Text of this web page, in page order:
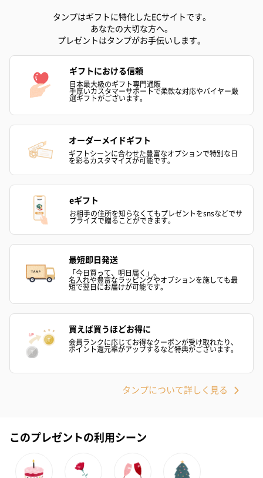
タンプはギフトに特化したECサイトです。
あなたの大切な方へ。
プレゼントはタンプがお手伝いします。
ギフトにおける信頼
日本最大級のギフト専門通販
手厚いカスタマーサポートで柔軟な対応やバイヤー厳
選ギフトがございます。
オーダーメイドギフト
ギフトシーンに合わせた豊富なオプションで特別な日
を彩るカスタマイズが可能です。
eギフト
お相手の住所を知らなくてもプレゼントをsnsなどでサ
プライズで贈ることができます。
最短即日発送
「今日買って、明日届く」。
名入れや豊富なラッピングやオプションを施しても最
短で翌日にお届けが可能です。
買えば買うほどお得に
会員ランクに応じてお得なクーポンが受け取れたり、
ポイント還元率がアップするなど特典がございます。
タンプについて詳しく見る
このプレゼントの利用シーン